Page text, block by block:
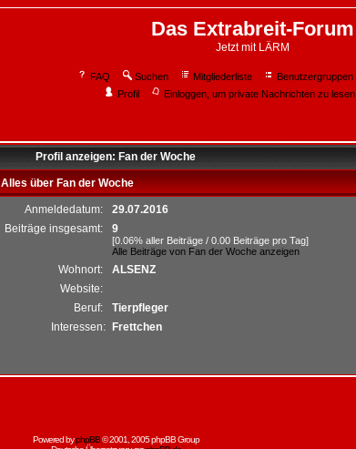
Das Extrabreit-Forum
Jetzt mit LÄRM
FAQ Suchen Mitgliederliste Benutzergruppen
Profil
Einloggen, um private Nachrichten zu lesen
Profil anzeigen: Fan der Woche
Alles über Fan der Woche
Anmeldedatum:
29.07.2016
Beiträge insgesamt:
9
[0.06% aller Beiträge / 0.00 Beiträge pro Tag]
Alle Beiträge von Fan der Woche anzeigen
Wohnort:
ALSENZ
Website:
Beruf:
Tierpfleger
Interessen:
Frettchen
Powered byphpBB© 2001, 2005 phpBB Group